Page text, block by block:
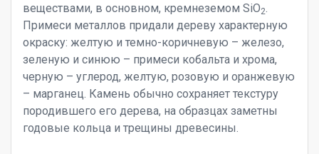
веществами, в основном, кремнеземом SiO2
Примеси металлов придали дереву характерную
окраску: желтую и темно-коричневую – железо,
зеленую и синюю – примеси кобальта и хрома,
черную – углерод, желтую, розовую и оранжевую
– марганец. Камень обычно сохраняет текстуру
породившего его дерева, на образцах заметны
годовые кольца и трещины древесины.